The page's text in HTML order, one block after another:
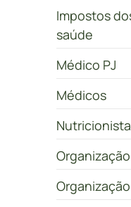
Impostos
saúde
Médico PJ
Médicos